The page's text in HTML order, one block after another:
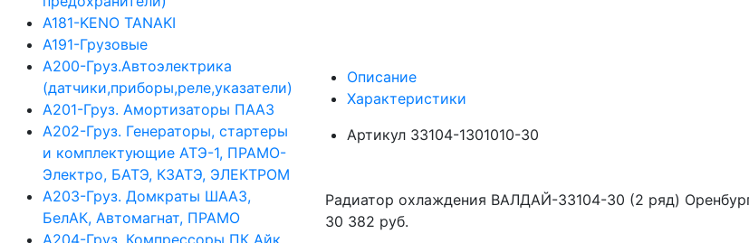
А181-KENO TANAKI
А191-Грузовые
А200-Груз.Автоэлектрика
(датчики,приборы,реле,указатели)
А201-Груз. Амортизаторы ПААЗ
А202-Груз. Генераторы, стартеры
и комплектующие АТЭ-1, ПРАМО-
Электро, БАТЭ, КЗАТЭ, ЭЛЕКТРОМ
А203-Груз. Домкраты ШААЗ,
БелАК, Автомагнат, ПРАМО
А204-Груз. Компрессоры ПК Айк,
Описание
Характеристики
Артикул 33104-1301010-30
Радиатор охлаждения ВАЛДАЙ-33104-30 (2 ряд)
30 382 руб.